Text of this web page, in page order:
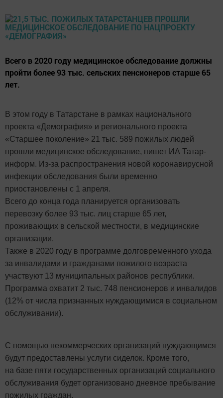
Всего в 2020 году медицинское обследование должны
пройти более 93 тыс. сельских пенсионеров старше 65
лет.
В этом году в Татарстане в рамках национального
проекта «Демография» и регионального проекта
«Старшее поколение» 21 тыс. 589 пожилых людей
прошли медицинское обследование, пишет ИА Татар-
информ. Из-за распространения новой коронавирусной
инфекции обследования были временно
приостановлены с 1 апреля.
Всего до конца года планируется организовать
перевозку более 93 тыс. лиц старше 65 лет,
проживающих в сельской местности, в медицинские
организации.
Также в 2020 году в программе долговременного ухода
за инвалидами и гражданами пожилого возраста
участвуют 13 муниципальных районов республики.
Программа охватит 2 тыс. 748 пенсионеров и инвалидов
(12% от числа признанных нуждающимися в социальном
обслуживании).
С помощью некоммерческих организаций нуждающимся
будут предоставлены услуги сиделок. Кроме того,
на базе пяти государственных организаций социального
обслуживания будет организовано дневное пребывание
пожилых граждан.